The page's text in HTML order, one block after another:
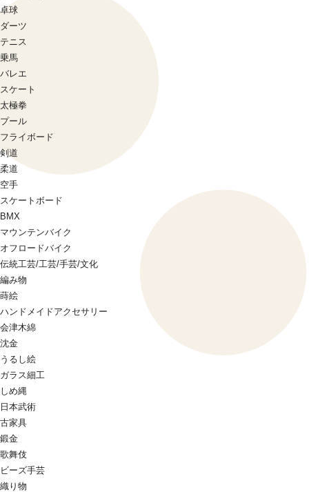
卓球
ダーツ
テニス
乗馬
バレエ
スケート
太極拳
プール
フライボード
剣道
柔道
空手
スケートボード
BMX
マウンテンバイク
オフロードバイク
伝統工芸/工芸/手芸/文化
編み物
蒔絵
ハンドメイドアクセサリー
会津木綿
沈金
うるし絵
ガラス細工
しめ縄
日本武術
古家具
鍛金
歌舞伎
ビーズ手芸
織り物